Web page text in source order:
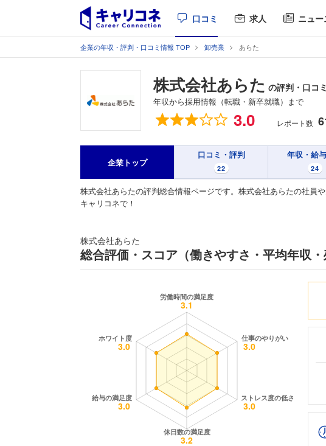
口コミ 求人 ニュー
企業の年収・評判・口コミ情報 TOP 卸売業 あらた
株式会社あらた の評判・口コ
年収から採用情報（転職・新卒就職）まで
総合評価 3.0 レポート数
企業トップ
口コミ・評判
22
年収・給
24
株式会社あらたの評判総合情報ページです。株式会社あらたの社員
キャリコネで！
株式会社あらた
総合評価・スコア（働きやすさ・平均年収・